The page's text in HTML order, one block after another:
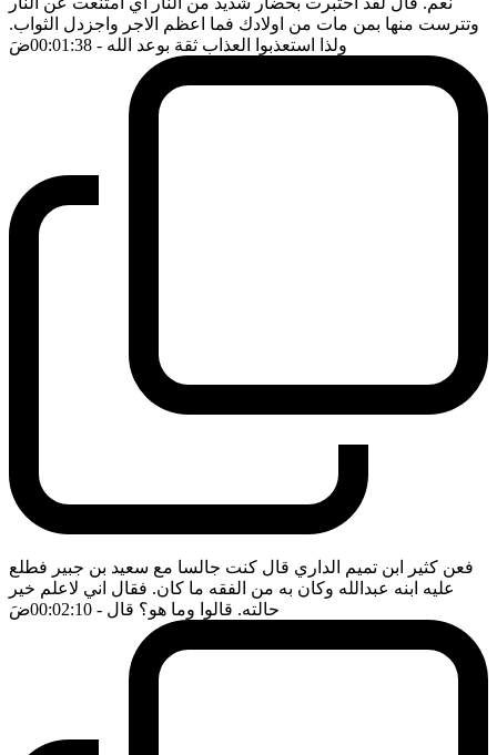
وتترست منها بمن مات من اولادك فما اعظم الاجر واجزدل الثواب.
ولذا استعذبوا العذاب ثقة بوعد الله - 00:01:38 ضَ
فعن كثير ابن تميم الداري قال كنت جالسا مع سعيد بن جبير فطلع
عليه ابنه عبدالله وكان به من الفقه ما كان. فقال اني لاعلم خير
حالته. قالوا وما هو؟ قال - 00:02:10 ضَ